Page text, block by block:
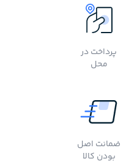
پرداخت در
محل
ضمانت اصل
بودن کالا